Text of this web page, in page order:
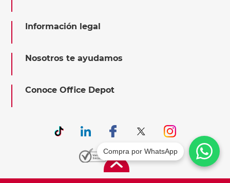
Información legal
Nosotros te ayudamos
Conoce Office Depot
Compra por WhatsApp